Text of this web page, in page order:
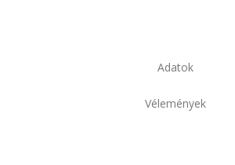
Adatok
Vélemények